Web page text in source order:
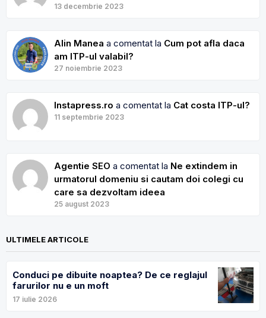
13 decembrie 2023
Alin Manea a comentat la Cum pot afla daca
am ITP-ul valabil?
27 noiembrie 2023
Instapress.ro a comentat la Cat costa ITP-ul?
11 septembrie 2023
Agentie SEO a comentat la Ne extindem in
urmatorul domeniu si cautam doi colegi cu
care sa dezvoltam ideea
25 august 2023
ULTIMELE ARTICOLE
Conduci pe dibuite noaptea? De ce reglajul
farurilor nu e un moft
17 iulie 2026